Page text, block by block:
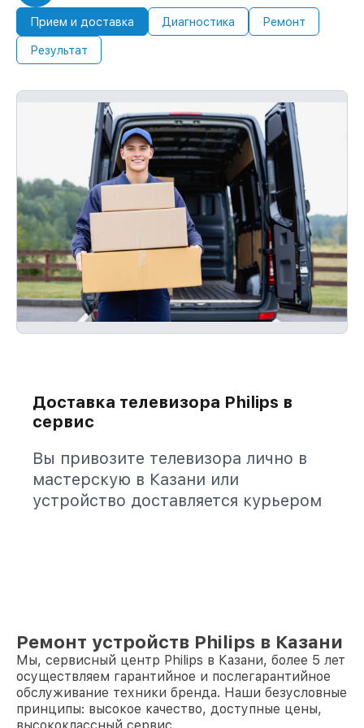
Прием и доставка Диагностика Ремонт
Результат
Доставка телевизора Philips в
сервис
Вы привозите телевизора лично в
мастерскую в Казани или
устройство доставляется курьером
Ремонт устройств Philips в Казани
Мы, сервисный центр Philips в Казани, более 5 лет
осуществляем гарантийное и послегарантийное
обслуживание техники бренда. Наши безусловные
принципы: высокое качество, доступные цены,